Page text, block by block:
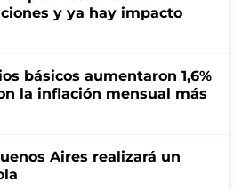
y ya hay impacto
básicos aumentaron 1,6%
la inflación mensual más
Aires realizará un